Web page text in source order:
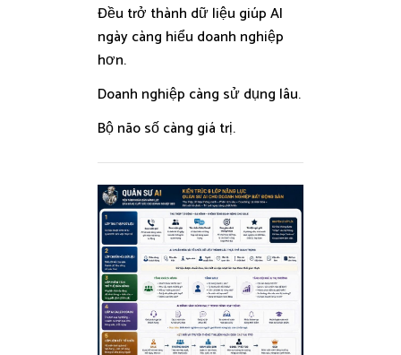
Đều trở thành dữ liệu giúp AI
ngày càng hiểu doanh nghiệp
hơn.
Doanh nghiệp càng sử dụng lâu.
Bộ não số càng giá trị.